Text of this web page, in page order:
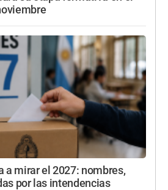
a mirar el 2027: nombres,
por las intendencias